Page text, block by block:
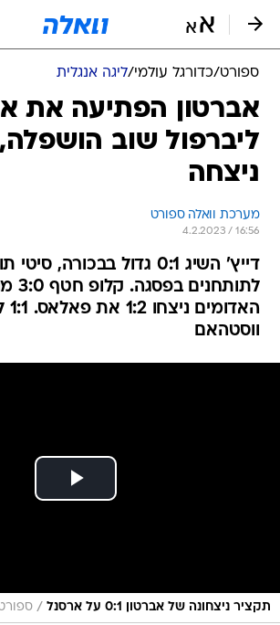
ספורט/כדורגל עולמי/ליגה אנגלית
אברטון הפתיעה את
ליברפול שוב הושפלה,
ניצחה
מערכת וואלה ספורט
4.2.2023 / 16:56
דייץ' השיג 0:1 גדול בבכורה,
ווסטהאם
תקציר ניצחונה של אברטון 0:1 על ארסנל /